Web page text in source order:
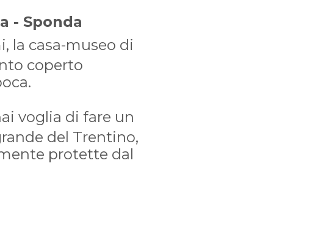
- Sponda
la casa-museo di
coperto
voglia di fare un
del Trentino,
protette dal